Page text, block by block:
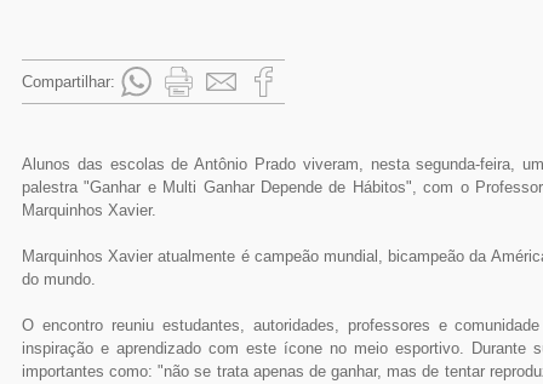
Compartilhar:
Alunos das escolas de Antônio Prado viveram, nesta segunda-feira,
palestra "Ganhar e Multi Ganhar Depende de Hábitos", com o
Marquinhos Xavier.
Marquinhos Xavier atualmente é campeão mundial, bicampeão da
do mundo.
O encontro reuniu estudantes, autoridades, professores e
inspiração e aprendizado com este ícone no meio esportivo. Durante
importantes como: "não se trata apenas de ganhar, mas de tentar